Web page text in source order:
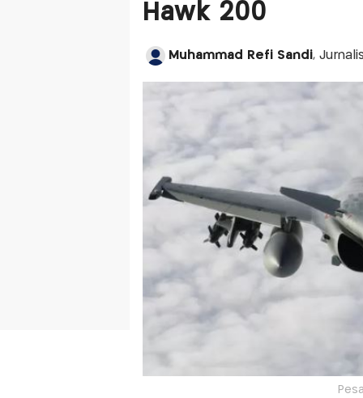
Hawk 200
Muhammad Refi Sandi,